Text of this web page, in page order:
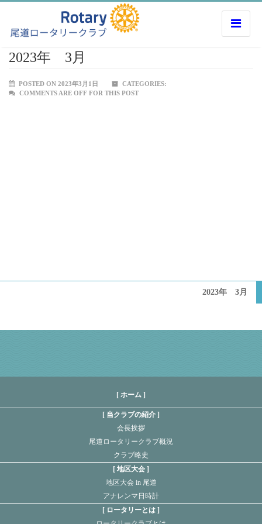
2023年 3月
POSTED ON 2023年3月1日
CATEGORIES:
COMMENTS ARE OFF FOR THIS POST
2023年 3月
[ ホーム ]
当クラブの紹介
会長挨拶
尾道ロータリークラブ概況
クラブ略史
地区大会
地区大会 in 尾道
アナレンマ日時計
ロータリーとは